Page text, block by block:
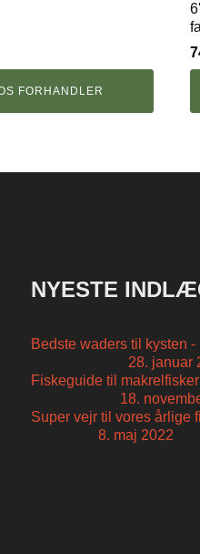
FORHANDLER
NYESTE
Bedste waders til kysten
28. januar
Fiskeguide til
18.
Super vejr til vores årlige
8. maj 2022